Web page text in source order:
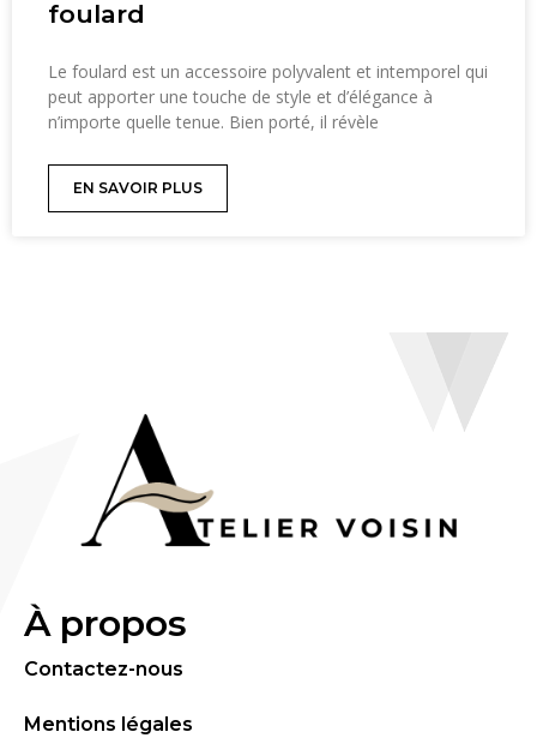
foulard
Le foulard est un accessoire polyvalent et intemporel qui
peut apporter une touche de style et d’élégance à
n’importe quelle tenue. Bien porté, il révèle
EN SAVOIR PLUS
À propos
Contactez-nous
Mentions légales